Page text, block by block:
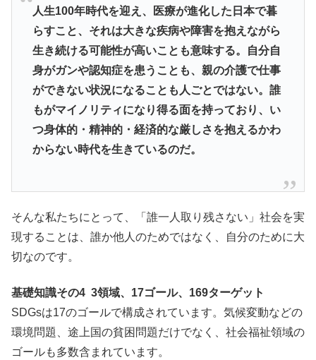
人生100年時代を迎え、医療が進化した日本で暮
らすこと、それは大きな疾病や障害を抱えながら
生き続ける可能性が高いことも意味する。自分自
身がガンや認知症を患うことも、親の介護で仕事
ができない状況になることも人ごとではない。誰
もがマイノリティになり得る面を持っており、い
つ身体的・精神的・経済的な厳しさを抱えるかわ
からない時代を生きているのだ。
そんな私たちにとって、「誰一人取り残さない」社会を実
現することは、誰か他人のためではなく、自分のために大
切なのです。
基礎知識その4 3領域、17ゴール、169ターゲット
SDGsは17のゴールで構成されています。気候変動などの
環境問題、途上国の貧困問題だけでなく、社会福祉領域の
ゴールも多数含まれています。